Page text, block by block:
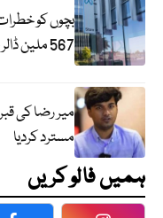
بچوں کو
567 ملین ڈالر جرمانہ
میر رضا کی
مسترد کردیا
ہمیں فالو کریں